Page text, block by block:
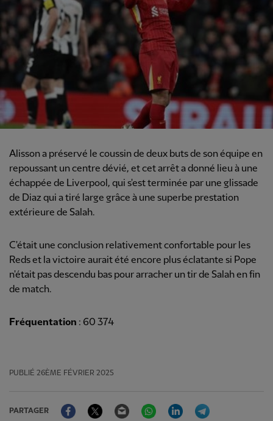
Alisson a préservé le coussin de deux buts de son équipe en
repoussant un centre dévié, et cet arrêt a donné lieu à une
échappée de Liverpool, qui s'est terminée par une glissade
de Diaz qui a tiré large grâce à une superbe prestation
extérieure de Salah.
C'était une conclusion relativement confortable pour les
Reds et la victoire aurait été encore plus éclatante si Pope
n'était pas descendu bas pour arracher un tir de Salah en fin
de match.
Fréquentation : 60 374
PUBLIÉ 26ÈME FÉVRIER 2025
PARTAGER
FacebookTwitter Email WhatsAppLinkedIn